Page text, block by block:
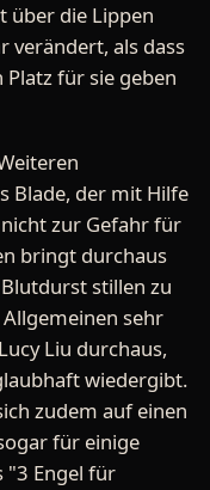
über die Lippen
verändert, als dass
Platz für sie geben
Blade, der mit Hilfe
zur Gefahr für
bringt durchaus
stillen zu
sehr
Liu durchaus,
wiedergibt.
zudem auf einen
für einige
"3 Engel für